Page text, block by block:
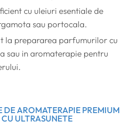
cu uleiuri esentiale de
sau portocala.
la prepararea parfumurilor cu
sau in aromaterapie pentru
DE AROMATERAPIE PREMIUM
CU ULTRASUNETE